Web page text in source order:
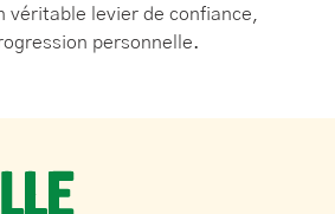
véritable levier de confiance,
personnelle.